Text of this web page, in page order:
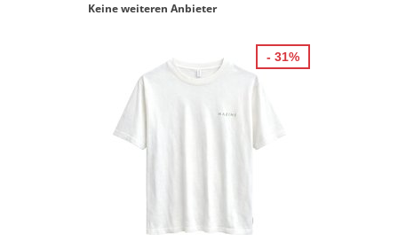
Keine weiteren Anbieter
- 31%